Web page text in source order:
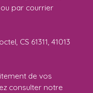
par courrier
CS 61311, 41013
de vos
consulter notre